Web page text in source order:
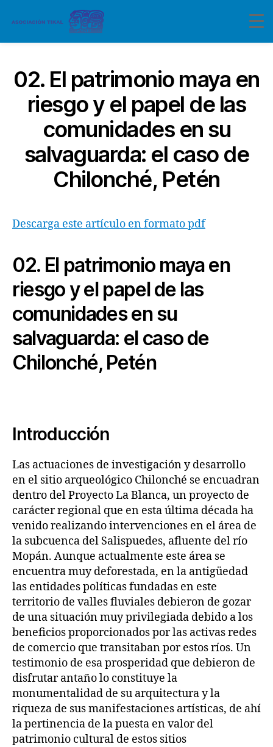
02. El patrimonio maya en
riesgo y el papel de las
comunidades en su
salvaguarda: el caso de
Chilonché, Petén
Descarga este artículo en formato pdf
02. El patrimonio maya en
riesgo y el papel de las
comunidades en su
salvaguarda: el caso de
Chilonché, Petén
Introducción
Las actuaciones de investigación y desarrollo
en el sitio arqueológico Chilonché se encuadran
dentro del Proyecto La Blanca, un proyecto de
carácter regional que en esta última década ha
venido realizando intervenciones en el área de
la subcuenca del Salispuedes, afluente del río
Mopán. Aunque actualmente este área se
encuentra muy deforestada, en la antigüedad
las entidades políticas fundadas en este
territorio de valles fluviales debieron de gozar
de una situación muy privilegiada debido a los
beneficios proporcionados por las activas redes
de comercio que transitaban por estos ríos. Un
testimonio de esa prosperidad que debieron de
disfrutar antaño lo constituye la
monumentalidad de su arquitectura y la
riqueza de sus manifestaciones artísticas, de ahí
la pertinencia de la puesta en valor del
patrimonio cultural de estos sitios